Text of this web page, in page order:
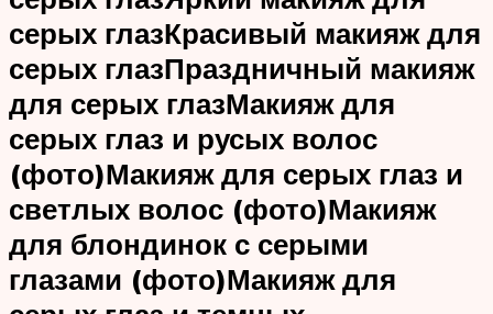
серых глазКрасивый макияж для
серых глазПраздничный макияж
для серых глазМакияж для
серых глаз и русых волос
(фото)Макияж для серых глаз и
светлых волос (фото)Макияж
для блондинок с серыми
глазами (фото)Макияж для